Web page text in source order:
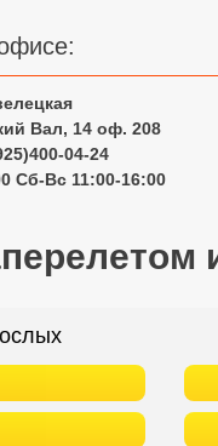
Вал, 14 оф. 208
04-24
Сб-Вс 11:00-16:00